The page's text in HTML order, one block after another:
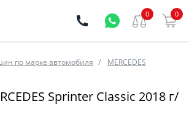
0 0
по марке автомобиля
MERCEDES
Sprinter Classic 2018 г/